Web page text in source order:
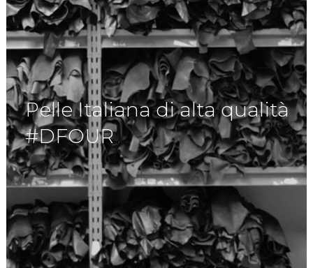
Pelle Italiana di alta qualità
#DFOUR